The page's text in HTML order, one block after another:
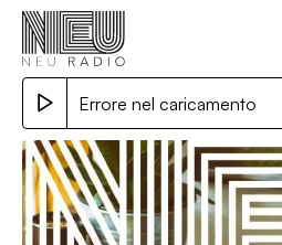
Errore nel caricamento